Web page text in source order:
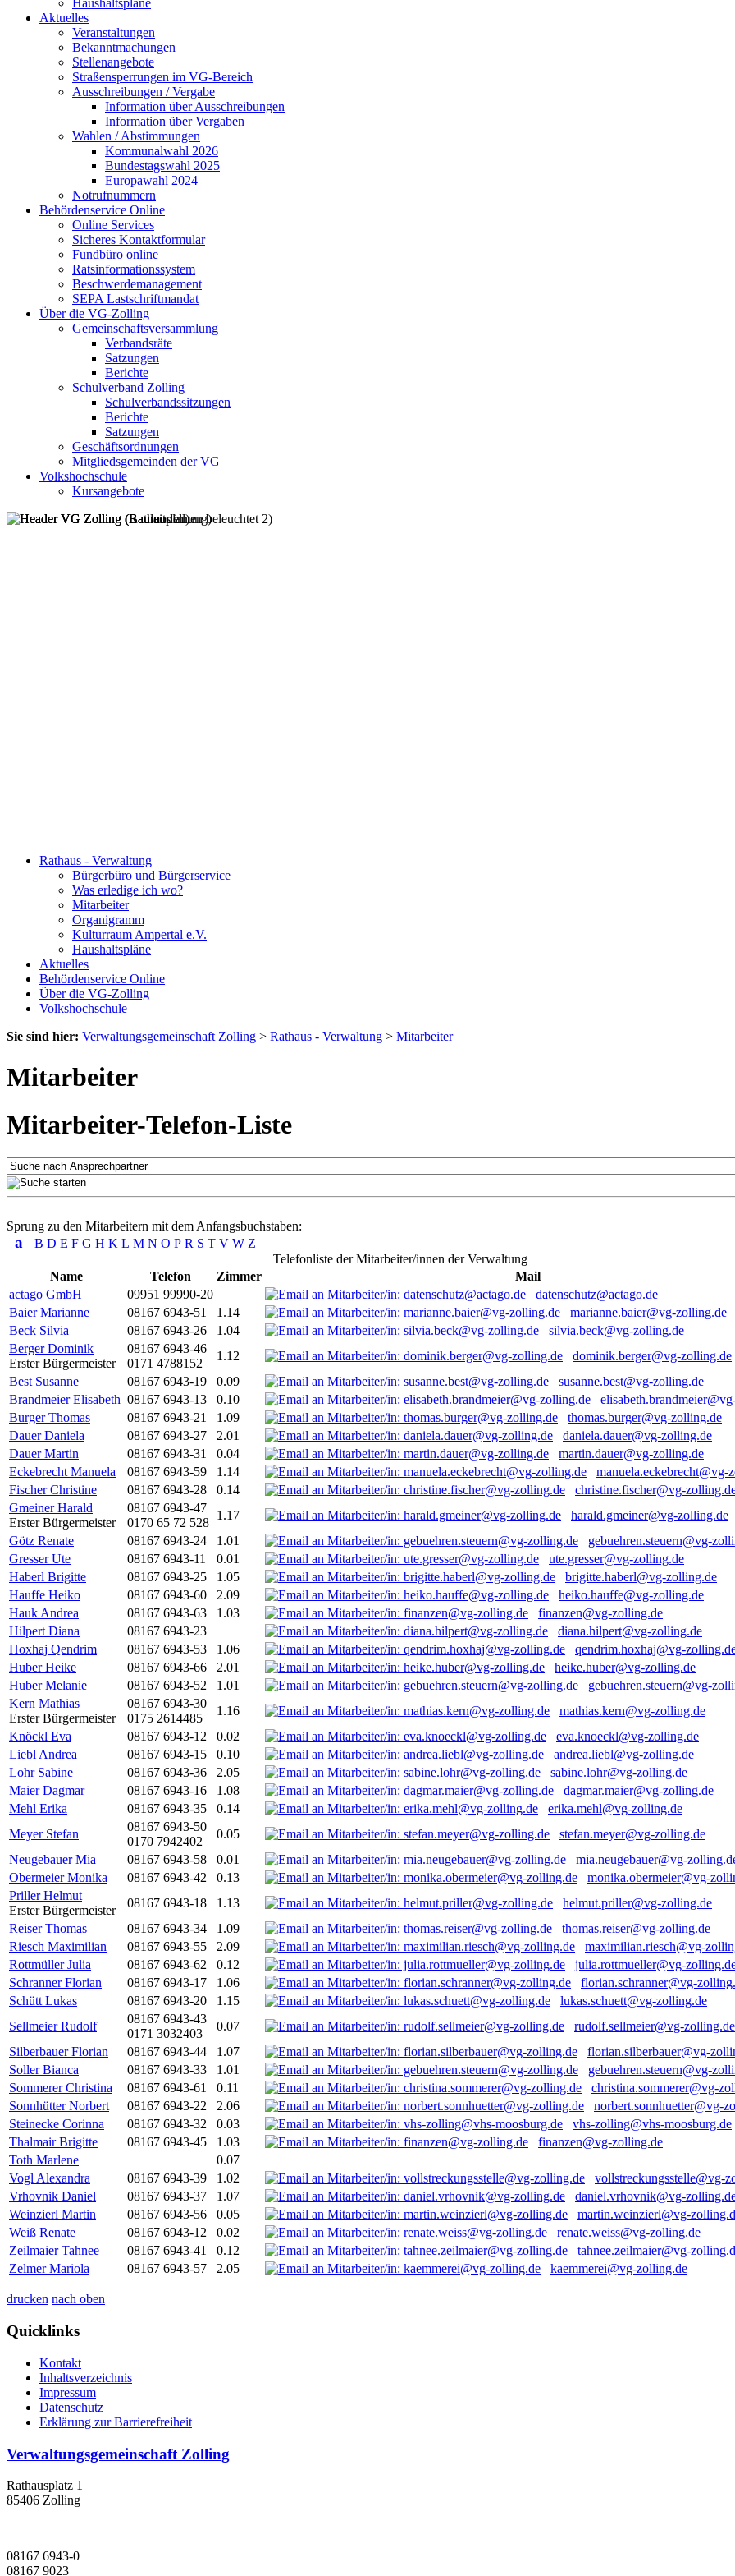
Haushaltspläne
Aktuelles
Veranstaltungen
Bekanntmachungen
Stellenangebote
Straßensperrungen im VG-Bereich
Ausschreibungen / Vergabe
Information über Ausschreibungen
Information über Vergaben
Wahlen / Abstimmungen
Kommunalwahl 2026
Bundestagswahl 2025
Europawahl 2024
Notrufnummern
Behördenservice Online
Online Services
Sicheres Kontaktformular
Fundbüro online
Ratsinformationssystem
Beschwerdemanagement
SEPA Lastschriftmandat
Über die VG-Zolling
Gemeinschaftsversammlung
Verbandsräte
Satzungen
Berichte
Schulverband Zolling
Schulverbandssitzungen
Berichte
Satzungen
Geschäftsordnungen
Mitgliedsgemeinden der VG
Volkshochschule
Kursangebote
Rathaus - Verwaltung
Bürgerbüro und Bürgerservice
Was erledige ich wo?
Mitarbeiter
Organigramm
Kulturraum Ampertal e.V.
Haushaltspläne
Aktuelles
Behördenservice Online
Über die VG-Zolling
Volkshochschule
Sie sind hier: Verwaltungsgemeinschaft Zolling > Rathaus - Verwaltung > Mitarbeiter
Mitarbeiter
Mitarbeiter-Telefon-Liste
Sprung zu den Mitarbeitern mit dem Anfangsbuchstaben:
a B D E F G H K L M N O P R S T V W Z
Telefonliste der Mitarbeiter/innen der Verwaltung
Name
Telefon Zimmer
Mail
actago GmbH
09951 99990-20
datenschutz@actago.de
Baier Marianne
08167 6943-51 1.14
marianne.baier@vg-zolling.de
Beck Silvia
08167 6943-26 1.04
silvia.beck@vg-zolling.de
Berger Dominik
Erster Bürgermeister
08167 6943-46
0171 4788152
1.12
dominik.berger@vg-zolling.de
Best Susanne
08167 6943-19 0.09
susanne.best@vg-zolling.de
Brandmeier Elisabeth 08167 6943-13 0.10
Burger Thomas
08167 6943-21 1.09
thomas.burger@vg-zolling.de
Dauer Daniela
08167 6943-27 2.01
daniela.dauer@vg-zolling.de
Dauer Martin
08167 6943-31 0.04
martin.dauer@vg-zolling.de
Eckebrecht Manuela
08167 6943-59 1.14
manuela.eckebrecht@vg-
Fischer Christine
08167 6943-28 0.14
christine.fischer@vg-
Gmeiner Harald
Erster Bürgermeister
08167 6943-47
0170 65 72 528
1.17
harald.gmeiner@vg-zolling.de
Götz Renate
08167 6943-24 1.01
gebuehren.steuern@vg-
Gresser Ute
08167 6943-11 0.01
ute.gresser@vg-zolling.de
Haberl Brigitte
08167 6943-25 1.05
brigitte.haberl@vg-zolling.de
Hauffe Heiko
08167 6943-60 2.09
heiko.hauffe@vg-zolling.de
Hauk Andrea
08167 6943-63 1.03
finanzen@vg-zolling.de
Hilpert Diana
08167 6943-23
diana.hilpert@vg-zolling.de
Hoxhaj Qendrim
08167 6943-53 1.06
qendrim.hoxhaj@vg-
Huber Heike
08167 6943-66 2.01
heike.huber@vg-zolling.de
Huber Melanie
08167 6943-52 1.01
gebuehren.steuern@vg-
Kern Mathias
Erster Bürgermeister
08167 6943-30
0175 2614485
1.16
mathias.kern@vg-zolling.de
Knöckl Eva
08167 6943-12 0.02
eva.knoeckl@vg-zolling.de
Liebl Andrea
08167 6943-15 0.10
andrea.liebl@vg-zolling.de
Lohr Sabine
08167 6943-36 2.05
sabine.lohr@vg-zolling.de
Maier Dagmar
08167 6943-16 1.08
dagmar.maier@vg-zolling.de
Mehl Erika
08167 6943-35 0.14
erika.mehl@vg-zolling.de
Meyer Stefan
08167 6943-50
0170 7942402
0.05
stefan.meyer@vg-zolling.de
Neugebauer Mia
08167 6943-58 0.01
mia.neugebauer@vg-
Obermeier Monika
08167 6943-42 0.13
monika.obermeier@vg-
Priller Helmut
Erster Bürgermeister
08167 6943-18 1.13
helmut.priller@vg-zolling.de
Reiser Thomas
08167 6943-34 1.09
thomas.reiser@vg-zolling.de
Riesch Maximilian
08167 6943-55 2.09
maximilian.riesch@vg-
Rottmüller Julia
08167 6943-62 0.12
julia.rottmueller@vg-
Schranner Florian
08167 6943-17 1.06
florian.schranner@vg-
Schütt Lukas
08167 6943-20 1.15
lukas.schuett@vg-zolling.de
Sellmeier Rudolf
08167 6943-43
0171 3032403
0.07
rudolf.sellmeier@vg-zolling.de
Silberbauer Florian
08167 6943-44 1.07
florian.silberbauer@vg-
Soller Bianca
08167 6943-33 1.01
gebuehren.steuern@vg-
Sommerer Christina
08167 6943-61 0.11
christina.sommerer@vg-
Sonnhütter Norbert
08167 6943-22 2.06
norbert.sonnhuetter@vg-
Steinecke Corinna
08167 6943-32 0.03
vhs-zolling@vhs-moosburg.de
Thalmair Brigitte
08167 6943-45 1.03
finanzen@vg-zolling.de
Toth Marlene
0.07
Vogl Alexandra
08167 6943-39 1.02
vollstreckungsstelle@vg-
Vrhovnik Daniel
08167 6943-37 1.07
daniel.vrhovnik@vg-
Weinzierl Martin
08167 6943-56 0.05
martin.weinzierl@vg-
Weiß Renate
08167 6943-12 0.02
renate.weiss@vg-zolling.de
Zeilmaier Tahnee
08167 6943-41 0.12
tahnee.zeilmaier@vg-
Zelmer Mariola
08167 6943-57 2.05 kaemmerei@vg-zolling.de
drucken nach oben
Quicklinks
Kontakt
Inhaltsverzeichnis
Impressum
Datenschutz
Erklärung zur Barrierefreiheit
Verwaltungsgemeinschaft Zolling
Rathausplatz 1
85406 Zolling
08167 6943-0
08167 9023